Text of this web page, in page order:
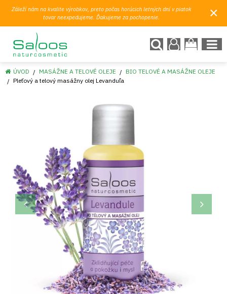
Záleží nám na kvalite výrobkov, preto počas horúcich letných dní v piatok
tovar neexpedujeme. Ďakujeme za pochopenie.
×
ÚVOD MASÁŽNE A TELOVÉ OLEJE
BIO TELOVÉ A MASÁŽNE OLEJE
Pleťový a telový masážny olej Levanduľa